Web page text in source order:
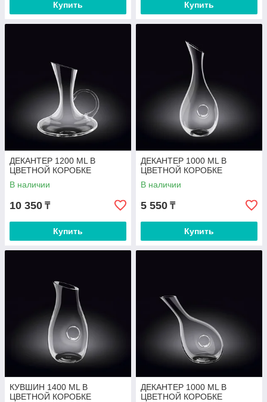
Купить Купить
ДЕКАНТЕР 1200 ML В
ЦВЕТНОЙ КОРОБКЕ
В наличии
10 350 ₸
Купить
ДЕКАНТЕР 1000 ML В
ЦВЕТНОЙ КОРОБКЕ
В наличии
5 550 ₸
Купить
КУВШИН 1400 ML В
ЦВЕТНОЙ КОРОБКЕ
ДЕКАНТЕР 1000 ML В
ЦВЕТНОЙ КОРОБКЕ